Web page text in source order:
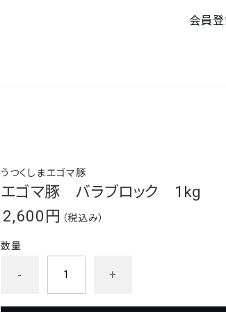
会員
うつくしまエゴマ豚
エゴマ豚 バラブロック 1kg
2,600円 （税込み）
数量
- +